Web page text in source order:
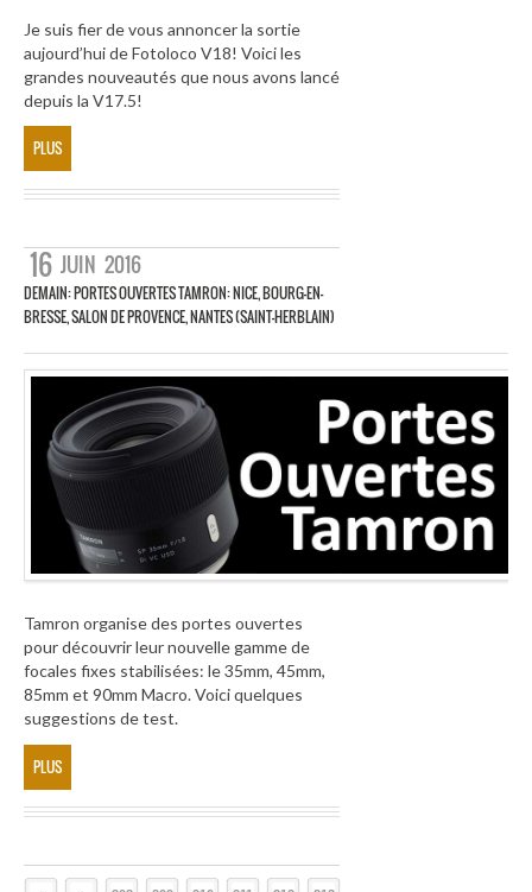
Je suis fier de vous annoncer la sortie
aujourd’hui de Fotoloco V18! Voici les
grandes nouveautés que nous avons lancé
depuis la V17.5!
PLUS
16 JUIN 2016
DEMAIN: PORTES OUVERTES TAMRON: NICE, BOURG-EN-
BRESSE, SALON DE PROVENCE, NANTES (SAINT-HERBLAIN)
Tamron organise des portes ouvertes
pour découvrir leur nouvelle gamme de
focales fixes stabilisées: le 35mm, 45mm,
85mm et 90mm Macro. Voici quelques
suggestions de test.
PLUS